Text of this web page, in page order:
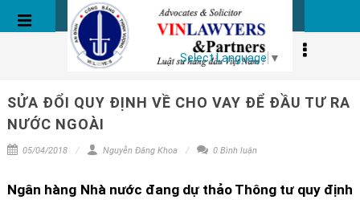
Select Language ▼
BÀI VIẾT
SỬA ĐỔI QUY ĐỊNH VỀ CHO VAY ĐỂ ĐẦU TƯ RA
NƯỚC NGOÀI
05/04/2018 Nguyễn Đăng Khoa 0 Bình luận
Ngân hàng Nhà nước đang dự thảo Thông tư quy định